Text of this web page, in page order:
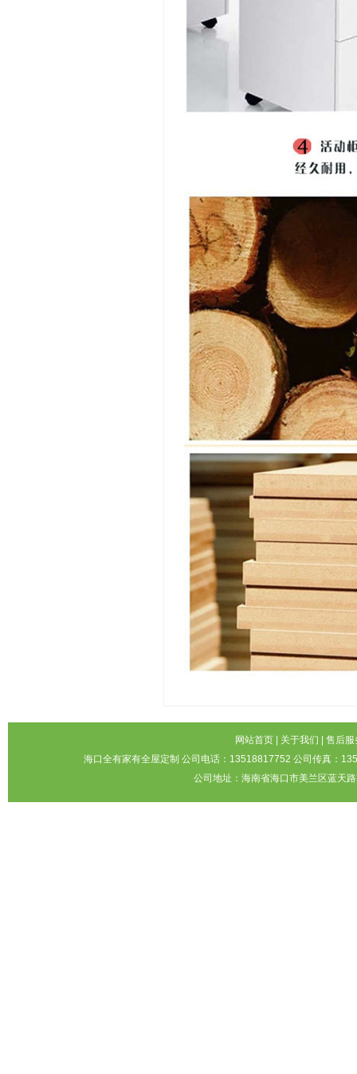
网站首页 关于我们
售后服
海口全有家有全屋定制 公司电话：13518817752 公司传真：
公司地址：海南省海口市美兰区蓝天